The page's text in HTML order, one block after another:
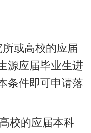
或高校的应届
源应届毕业生进
条件即可申请落
校的应届本科